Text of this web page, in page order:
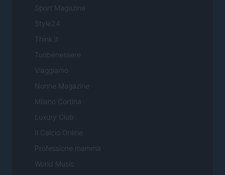
Sport Magazine
Style24
Think.it
Tuobenessere
Viaggiamo
Nonne Magazine
Milano Cortina
Luxury Club
Il Calcio Online
Professione mamma
World Music